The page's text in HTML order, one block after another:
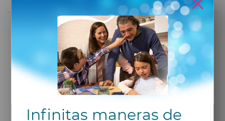
¿Te pareció útil este artículo?
o
¿Tienes alguna pregunta sobre este tema?
Infinitas maneras de